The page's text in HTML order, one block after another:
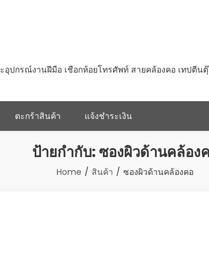
ปกรณ์งานฝีมือ เชือกห้อยโทรศัพท์ สายคล้องคอ เทปตีน
ตะกร้าสินค้า แจ้งชำระเงิน
ป้ายกำกับ:ซองผิวด้านคล้อง
Home สินค้า ซองผิวด้านคล้องคอ